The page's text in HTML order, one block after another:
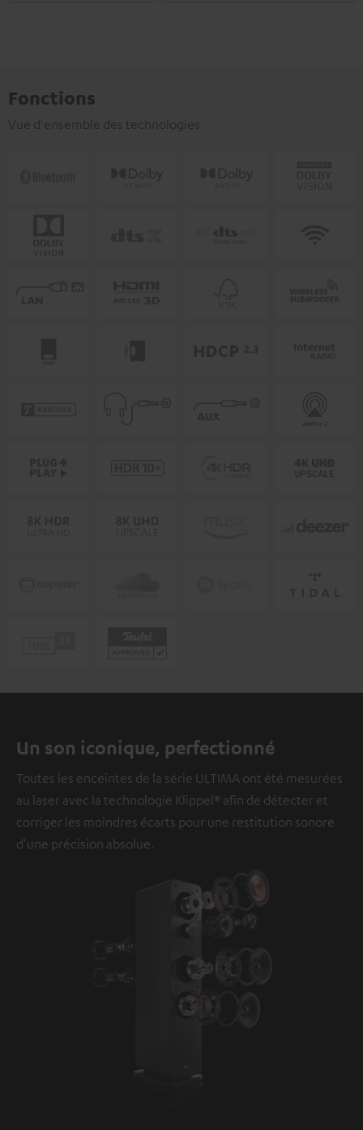
Fonctions
Vue d'ensemble des technologies
Un son iconique, perfectionné
Toutes les enceintes de la série ULTIMA ont été mesurées
au laser avec la technologie Klippel® afin de détecter et
corriger les moindres écarts pour une restitution sonore
d'une précision absolue.